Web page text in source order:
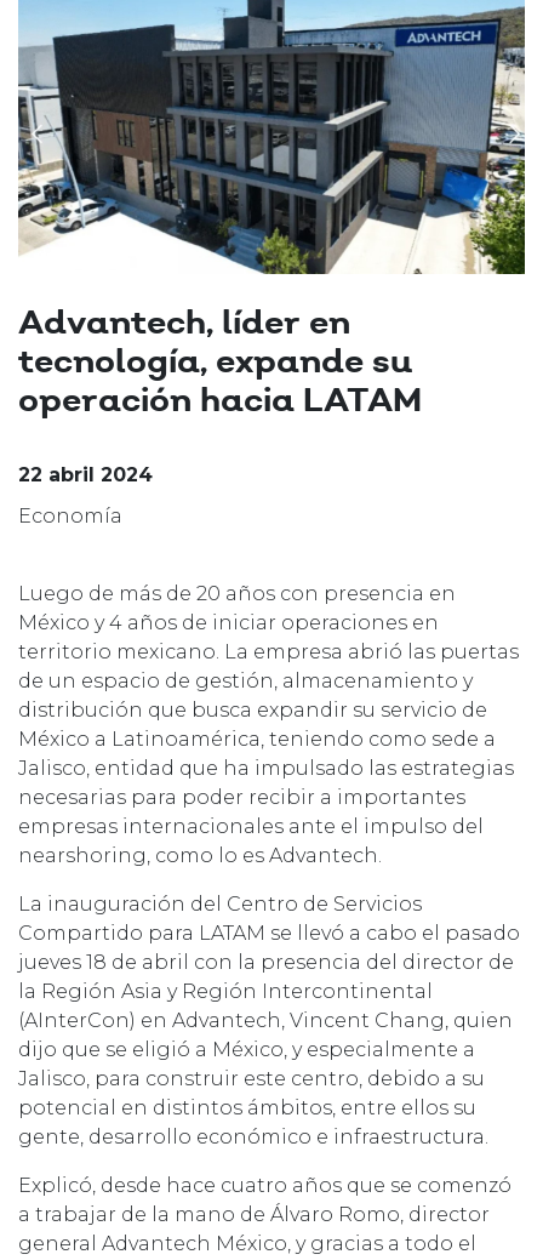
Advantech, líder en
tecnología, expande su
operación hacia LATAM
22 abril 2024
Economía
Luego de más de 20 años con presencia en
México y 4 años de iniciar operaciones en
territorio mexicano. La empresa abrió las puertas
de un espacio de gestión, almacenamiento y
distribución que busca expandir su servicio de
México a Latinoamérica, teniendo como sede a
Jalisco, entidad que ha impulsado las estrategias
necesarias para poder recibir a importantes
empresas internacionales ante el impulso del
nearshoring, como lo es Advantech.
La inauguración del Centro de Servicios
Compartido para LATAM se llevó a cabo el pasado
jueves 18 de abril con la presencia del director de
la Región Asia y Región Intercontinental
(AInterCon) en Advantech, Vincent Chang, quien
dijo que se eligió a México, y especialmente a
Jalisco, para construir este centro, debido a su
potencial en distintos ámbitos, entre ellos su
gente, desarrollo económico e infraestructura.
Explicó, desde hace cuatro años que se comenzó
a trabajar de la mano de Álvaro Romo, director
general Advantech México, y gracias a todo el